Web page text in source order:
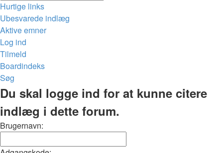
Hurtige links
Ubesvarede indlæg
Aktive emner
Log ind
Tilmeld
Boardindeks
Søg
Du skal logge ind for at kunne citere
indlæg i dette forum.
Brugernavn: